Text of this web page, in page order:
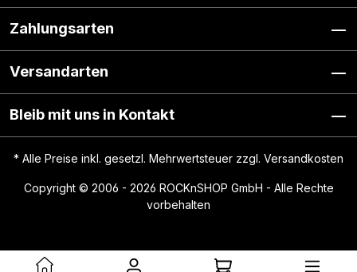
Zahlungsarten
Versandarten
Bleib mit uns in Kontakt
* Alle Preise inkl. gesetzl. Mehrwertsteuer zzgl. Versandkosten
Copyright © 2006 - 2026 ROCKnSHOP GmbH - Alle Rechte
vorbehalten